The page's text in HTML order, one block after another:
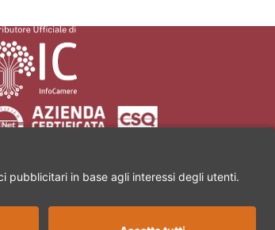
11 | 52100 Arezzo | Partita Iva